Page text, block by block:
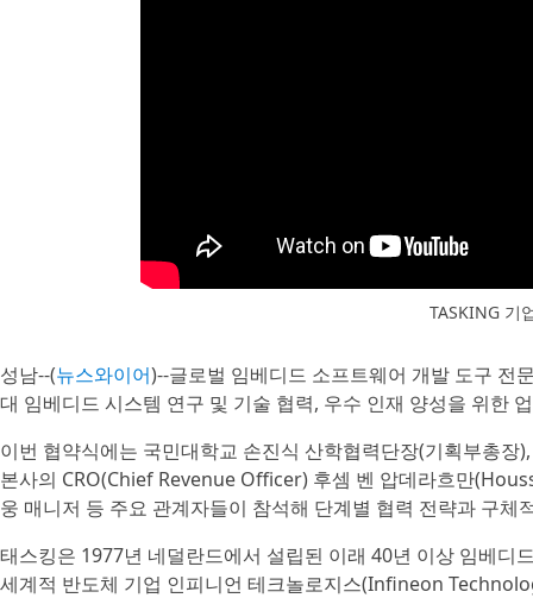
TASKING 기
성남--(뉴스와이어)--글로벌 임베디드 소프트웨어 개발 도구 전
대 임베디드 시스템 연구 및 기술 협력, 우수 인재 양성을 위한
이번 협약식에는 국민대학교 손진식 산학협력단장(기획부총
본사의 CRO(Chief Revenue Officer) 후셈 벤 압데라흐만
웅 매니저 등 주요 관계자들이 참석해 단계별 협력 전략과 구체
태스킹은 1977년 네덜란드에서 설립된 이래 40년 이상 임베디
세계적 반도체 기업 인피니언 테크놀로지스(Infineon